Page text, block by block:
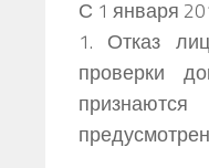
С 1 января
1. Отказ
проверки